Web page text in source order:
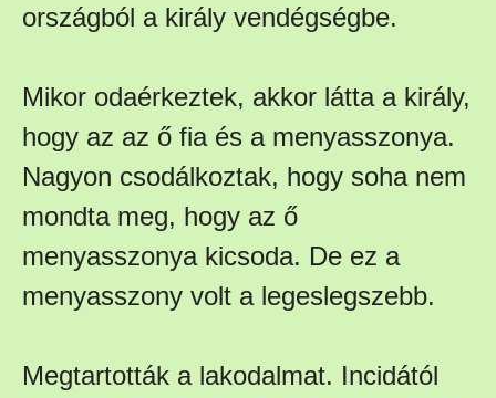
országból a király vendégségbe.
Mikor odaérkeztek, akkor látta a király,
hogy az az ő fia és a menyasszonya.
Nagyon csodálkoztak, hogy soha nem
mondta meg, hogy az ő
menyasszonya kicsoda. De ez a
menyasszony volt a legeslegszebb.
Megtartották a lakodalmat. Incidától